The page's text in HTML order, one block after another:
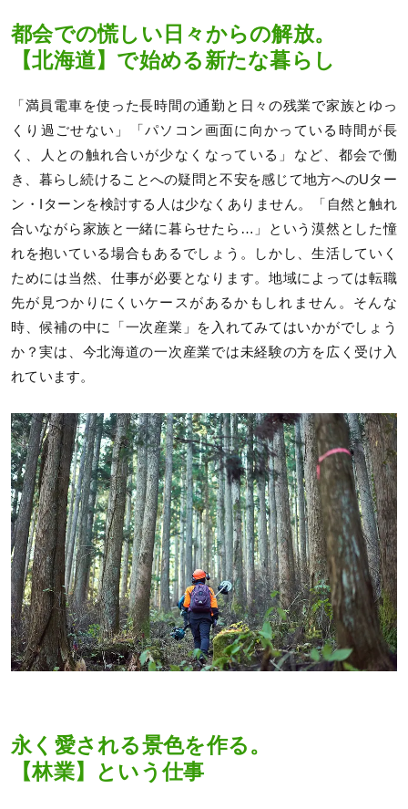
都会での慌しい日々からの解放。
【北海道】で始める新たな暮らし
「満員電車を使った長時間の通勤と日々の残業で家族とゆっ
くり過ごせない」「パソコン画面に向かっている時間が長
く、人との触れ合いが少なくなっている」など、都会で働
き、暮らし続けることへの疑問と不安を感じて地方へのUター
ン・Iターンを検討する人は少なくありません。「自然と触れ
合いながら家族と一緒に暮らせたら…」という漠然とした憧
れを抱いている場合もあるでしょう。しかし、生活していく
ためには当然、仕事が必要となります。地域によっては転職
先が見つかりにくいケースがあるかもしれません。そんな
時、候補の中に「一次産業」を入れてみてはいかがでしょう
か？実は、今北海道の一次産業では未経験の方を広く受け入
れています。
永く愛される景色を作る。
【林業】という仕事